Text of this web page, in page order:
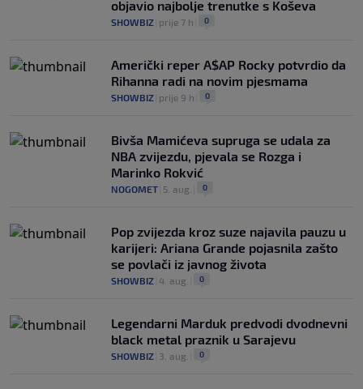
objavio najbolje trenutke s Koševa
SHOWBIZ prije 7 h 0
Američki reper A$AP Rocky potvrdio da
Rihanna radi na novim pjesmama
SHOWBIZ prije 9 h 0
Bivša Mamićeva supruga se udala za
NBA zvijezdu, pjevala se Rozga i
Marinko Rokvić
NOGOMET 5. aug. 0
Pop zvijezda kroz suze najavila pauzu u
karijeri: Ariana Grande pojasnila zašto
se povlači iz javnog života
SHOWBIZ 4. aug. 0
Legendarni Marduk predvodi dvodnevni
black metal praznik u Sarajevu
SHOWBIZ 3. aug. 0